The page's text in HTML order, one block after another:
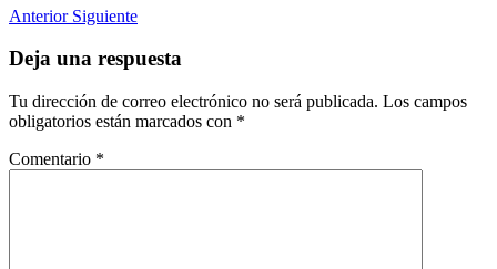
Anterior Siguiente
Deja una respuesta
Tu dirección de correo electrónico no será publicada. Los campos
obligatorios están marcados con *
Comentario *